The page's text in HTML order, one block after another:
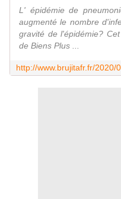
L' épidémie de
augmenté le nombre
gravité de l'épidémie?
de Biens Plus ...